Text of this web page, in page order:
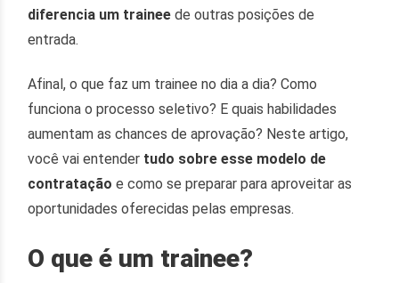
diferencia um trainee de outras posições de
entrada.
Afinal, o que faz um trainee no dia a dia? Como
funciona o processo seletivo? E quais habilidades
aumentam as chances de aprovação? Neste artigo,
você vai entender tudo sobre esse modelo de
contrataçãoe como se preparar para aproveitar as
oportunidades oferecidas pelas empresas.
O que é um trainee?